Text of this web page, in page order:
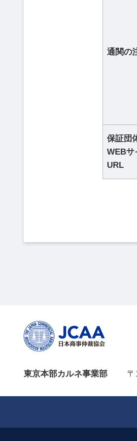
通関の
保証団
WEBサ
URL
東京本部カルネ事業部